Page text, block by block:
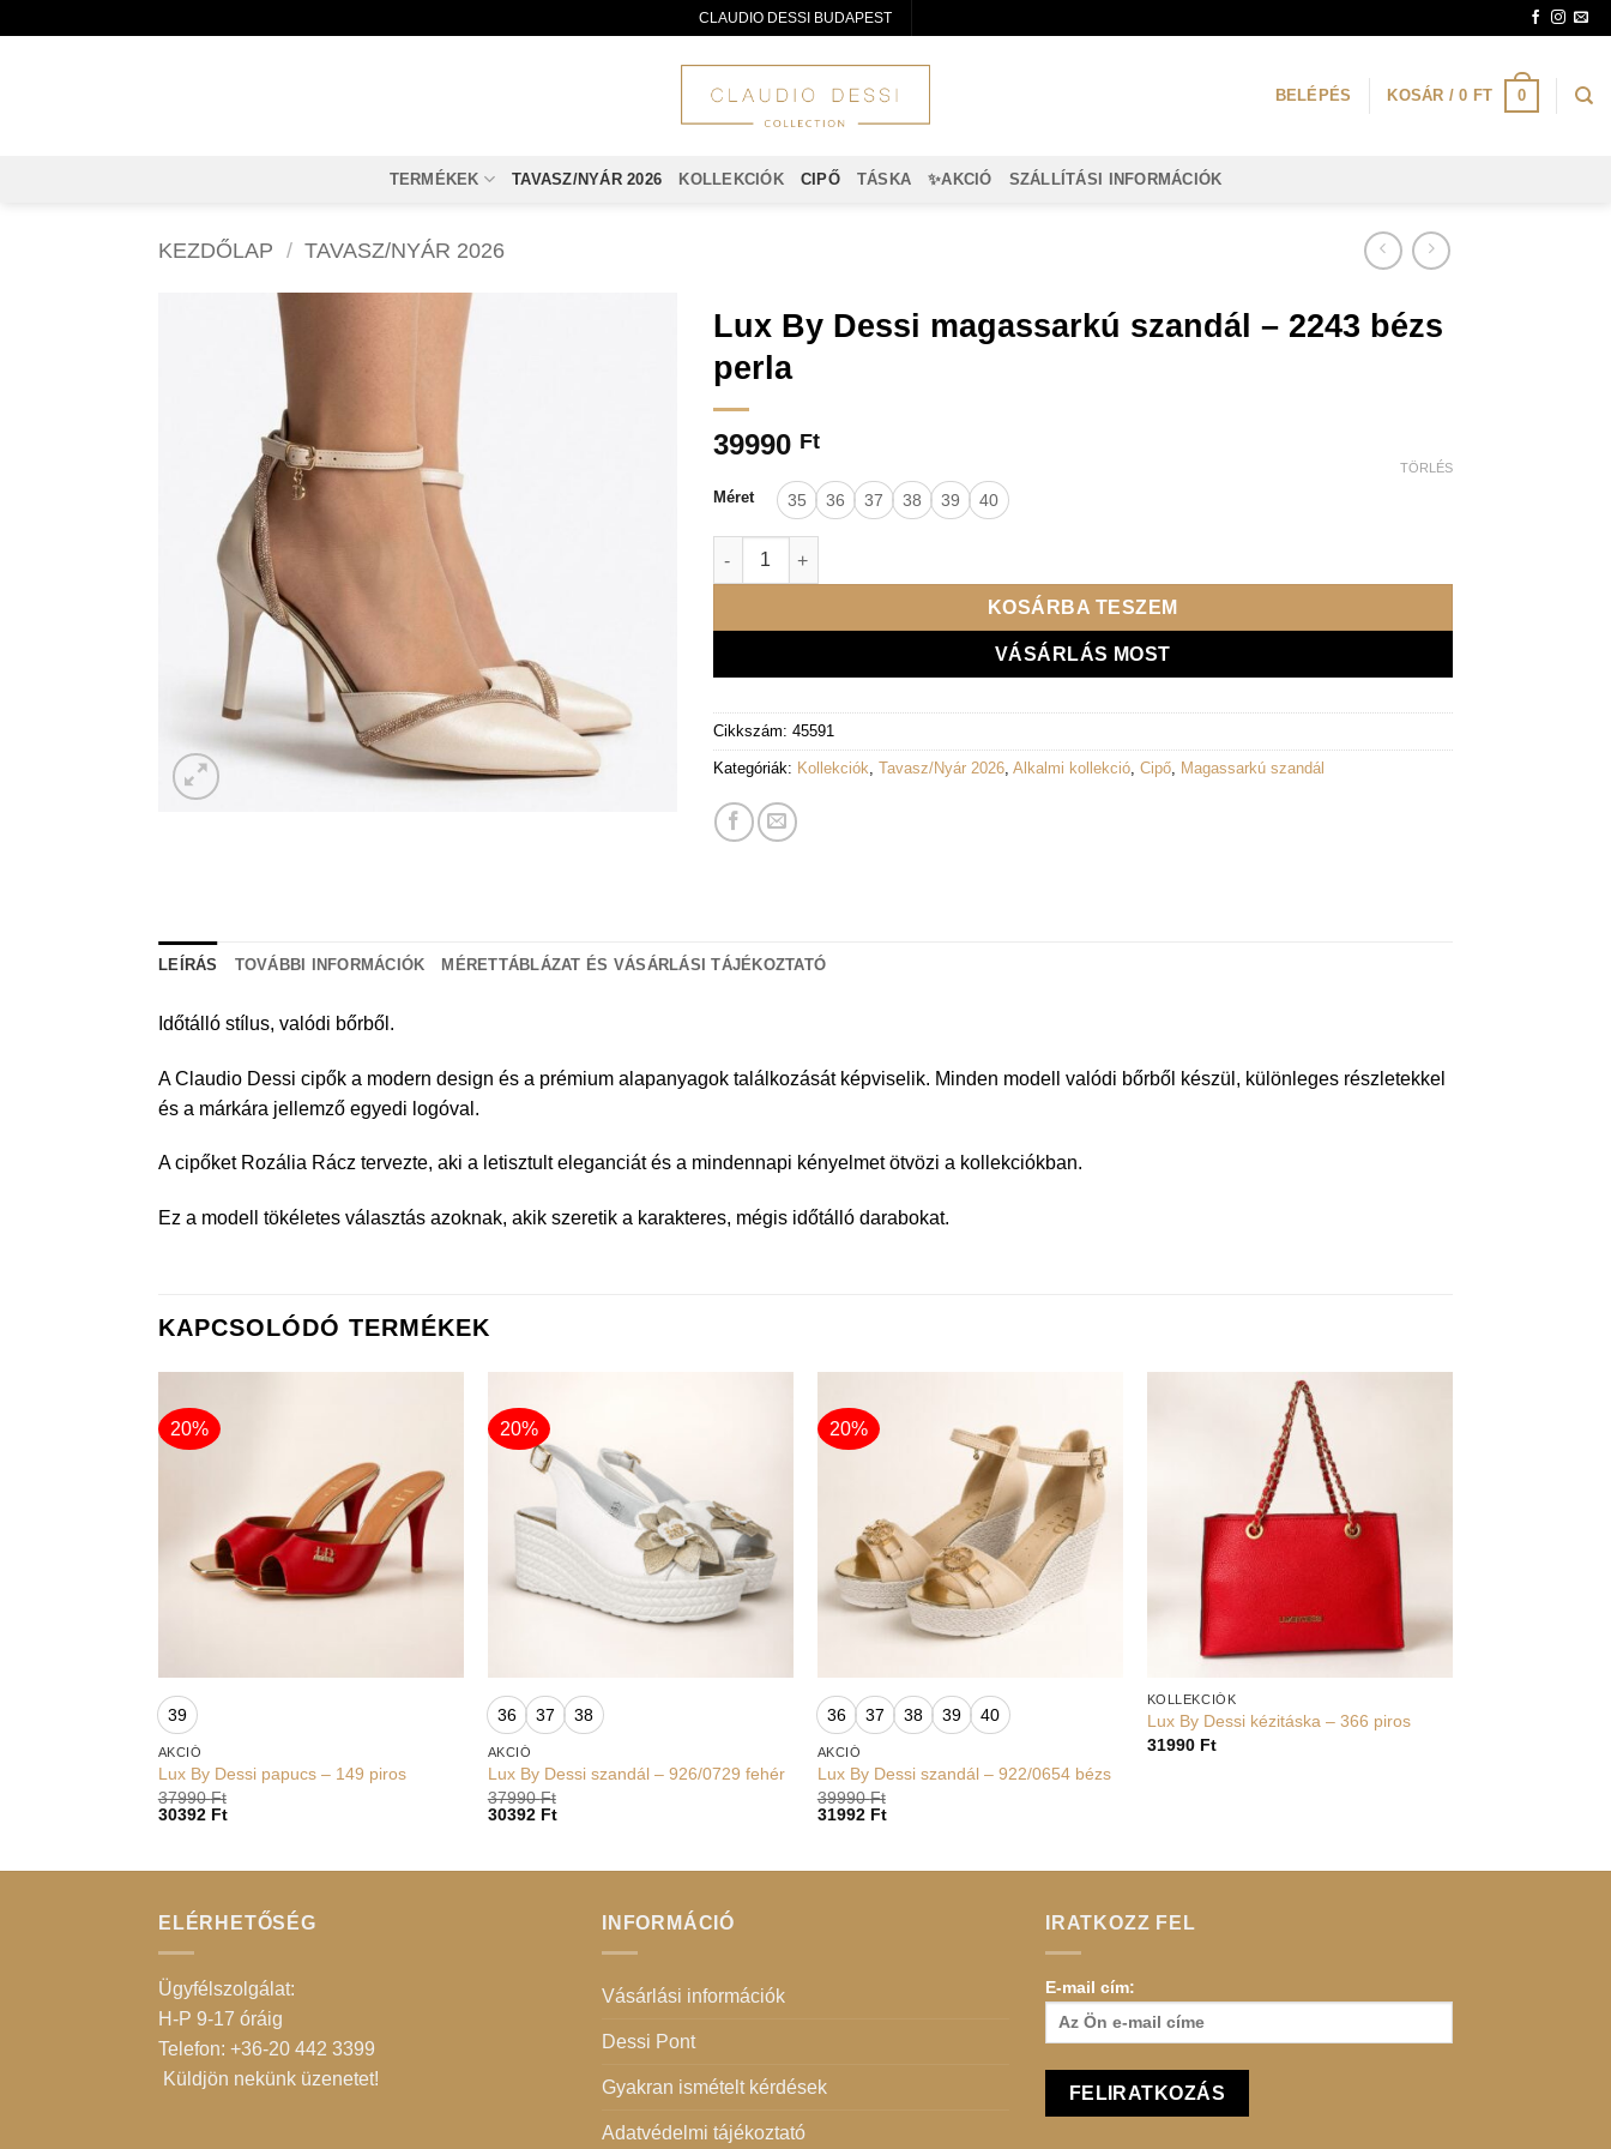
CLAUDIO DESSI BUDAPEST
BELÉPÉS KOSÁR /0 FT 0
TERMÉKEK TAVASZ/NYÁR 2026 KOLLEKCIÓK CIPŐ TÁSKA ✨AKCIÓ SZÁLLÍTÁSI INFORMÁCIÓK
KEZDŐLAP / TAVASZ/NYÁR 2026
Lux By Dessi magassarkú szandál – 2243 bézs
perla
39990 Ft
Méret 35 36 37 38 39 40
TÖRLÉS
Lux By Dessi magassarkú szandál - 2243 bézs perla mennyiség
KOSÁRBA TESZEM
VÁSÁRLÁS MOST
Cikkszám: 45591
Kategóriák: Kollekciók Tavasz/Nyár 2026, Alkalmi kollekció, Cipő, Magassarkú szandál
LEÍRÁS TOVÁBBI INFORMÁCIÓK MÉRETTÁBLÁZAT ÉS VÁSÁRLÁSI TÁJÉKOZTATÓ
Időtálló stílus, valódi bőrből.
A Claudio Dessi cipők a modern design és a prémium alapanyagok találkozását képviselik. Minden modell valódi bőrből készül, különleges részletekkel
és a márkára jellemző egyedi logóval.
A cipőket Rozália Rácz tervezte, aki a letisztult eleganciát és a mindennapi kényelmet ötvözi a kollekciókban.
Ez a modell tökéletes választás azoknak, akik szeretik a karakteres, mégis időtálló darabokat.
KAPCSOLÓDÓ TERMÉKEK
20%
39
AKCIÓ
Lux By Dessi papucs – 149 piros
37990Ft
30392 Ft
20%
36 37 38
AKCIÓ
Lux By Dessi szandál – 926/0729 fehér
37990Ft
30392 Ft
20%
36 37 38 39 40
AKCIÓ
Lux By Dessi szandál – 922/0654 bézs
39990Ft
31992 Ft
KOLLEKCIÓK
Lux By Dessi kézitáska – 366 piros
31990 Ft
ELÉRHETŐSÉG
Ügyfélszolgálat:
H-P 9-17 óráig
Telefon: +36-20 442 3399
Küldjön nekünk üzenetet!
INFORMÁCIÓ
Vásárlási információk
Dessi Pont
Gyakran ismételt kérdések
Adatvédelmi tájékoztató
IRATKOZZ FEL
E-mail cím: